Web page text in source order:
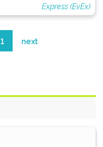
Express (EvEx)
1 next